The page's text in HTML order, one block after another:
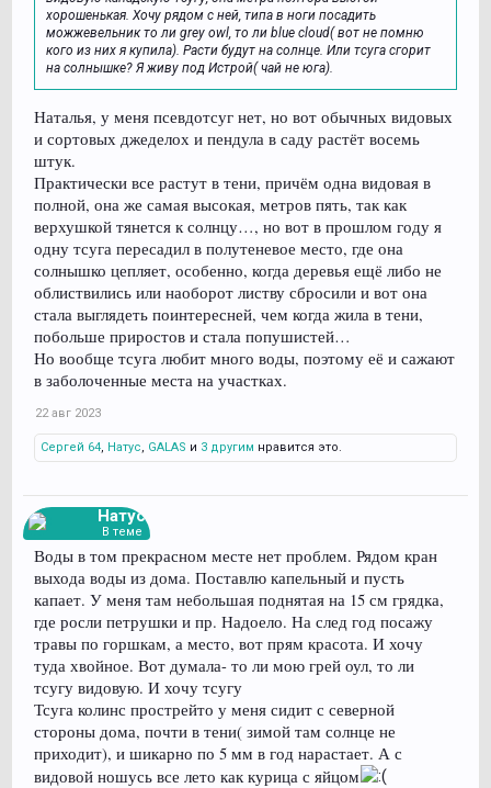
хорошенькая. Хочу рядом с ней, типа в ноги посадить
можжевельник то ли grey owl, то ли blue cloud( вот не помню
кого из них я купила). Расти будут на солнце. Или тсуга сгорит
на солнышке? Я живу под Истрой( чай не юга).
Наталья, у меня псевдотсуг нет, но вот обычных видовых
и сортовых джеделох и пендула в саду растёт восемь
штук.
Практически все растут в тени, причём одна видовая в
полной, она же самая высокая, метров пять, так как
верхушкой тянется к солнцу…, но вот в прошлом году я
одну тсуга пересадил в полутеневое место, где она
солнышко цепляет, особенно, когда деревья ещё либо не
облиствились или наоборот листву сбросили и вот она
стала выглядеть поинтересней, чем когда жила в тени,
побольше приростов и стала попушистей…
Но вообще тсуга любит много воды, поэтому её и сажают
в заболоченные места на участках.
22 авг 2023
Сергей 64, Натус, GALAS и 3 другим нравится это.
Натус
В теме
Воды в том прекрасном месте нет проблем. Рядом кран
выхода воды из дома. Поставлю капельный и пусть
капает. У меня там небольшая поднятая на 15 см грядка,
где росли петрушки и пр. Надоело. На след год посажу
травы по горшкам, а место, вот прям красота. И хочу
туда хвойное. Вот думала- то ли мою грей оул, то ли
тсугу видовую. И хочу тсугу
Тсуга колинс прострейто у меня сидит с северной
стороны дома, почти в тени( зимой там солнце не
приходит), и шикарно по 5 мм в год нарастает. А с
видовой ношусь все лето как курица с яйцом